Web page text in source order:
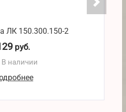
ЛК 150.300.150-2
руб.
В наличии